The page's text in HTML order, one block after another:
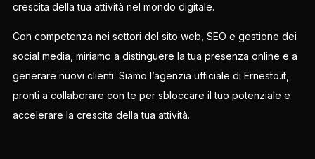
crescita della tua attività nel mondo digitale.
Con competenza nei settori del sito web, SEO e gestione dei
social media, miriamo a distinguere la tua presenza online e a
generare nuovi clienti. Siamo l’agenzia ufficiale di Ernesto.it,
pronti a collaborare con te per sbloccare il tuo potenziale e
accelerare la crescita della tua attività.